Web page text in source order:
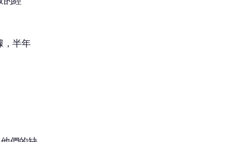
，半年